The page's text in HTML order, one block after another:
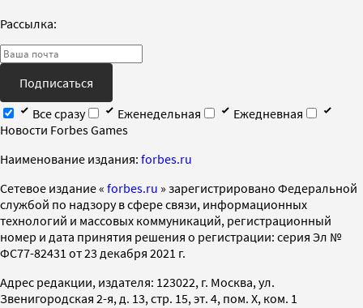
Рассылка:
Подписаться
Все сразу
Еженедельная
Ежедневная
Новости Forbes Games
Наименование издания: forbes.ru
Cетевое издание « forbes.ru » зарегистрировано Федеральной
службой по надзору в сфере связи, информационных
технологий и массовых коммуникаций, регистрационный
номер и дата принятия решения о регистрации: серия Эл №
ФС77-82431 от 23 декабря 2021 г.
Адрес редакции, издателя: 123022, г. Москва, ул.
Звенигородская 2-я, д. 13, стр. 15, эт. 4, пом. X, ком. 1